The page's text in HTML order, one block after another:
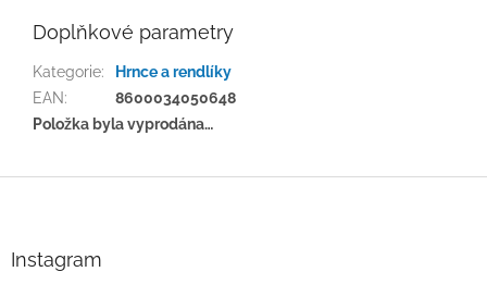
Doplňkové parametry
Kategorie:
Hrnce a rendlíky
EAN:
8600034050648
Položka byla vyprodána…
Instagram